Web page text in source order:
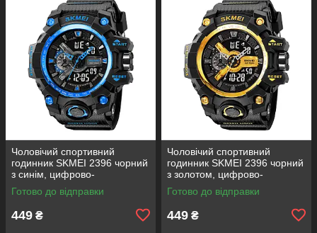
Чоловічий спортивний
годинник SKMEI 2396 чорний
з синім, цифрово-
аналоговий, водозахист 5
ATM
Готово до відправки
449 ₴
Чоловічий спортивний
годинник SKMEI 2396 чорний
з золотом, цифрово-
аналоговий, водозахист 5
ATM
Готово до відправки
449 ₴